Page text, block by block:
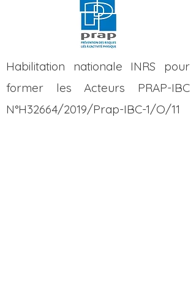
Habilitation nationale INRS pour
former les Acteurs PRAP-IBC
N°H32664/2019/Prap-IBC-1/O/11